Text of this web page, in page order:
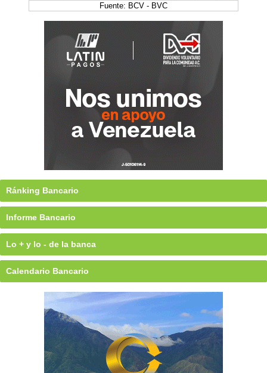
Fuente: BCV - BVC
Ránking Bancario
Informe Bancario
Lo + y lo - de la banca
Calendario Bancario